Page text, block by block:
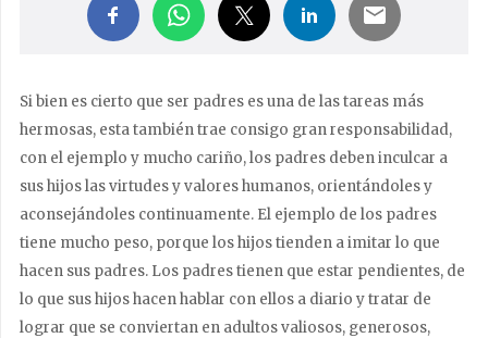
Si bien es cierto que ser padres es una de las tareas más
hermosas, esta también trae consigo gran responsabilidad,
con el ejemplo y mucho cariño, los padres deben inculcar a
sus hijos las virtudes y valores humanos, orientándoles y
aconsejándoles continuamente. El ejemplo de los padres
tiene mucho peso, porque los hijos tienden a imitar lo que
hacen sus padres. Los padres tienen que estar pendientes, de
lo que sus hijos hacen hablar con ellos a diario y tratar de
lograr que se conviertan en adultos valiosos, generosos,